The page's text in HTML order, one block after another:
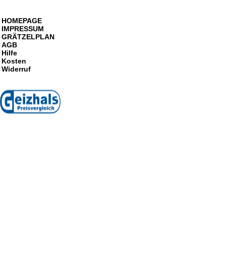
HOMEPAGE
IMPRESSUM
GRÄTZELPLAN
AGB
Hilfe
Kosten
Widerruf